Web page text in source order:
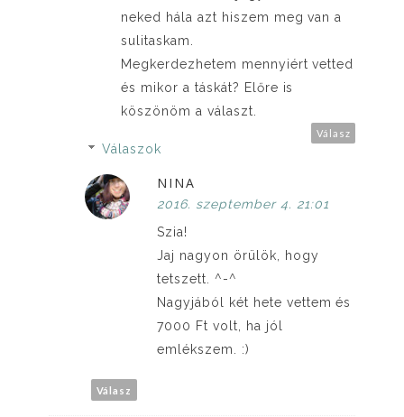
neked hála azt hiszem meg van a
sulitaskam.
Megkerdezhetem mennyiért vetted
és mikor a táskát? Előre is
köszönöm a választ.
Válasz
Válaszok
NINA
2016. szeptember 4. 21:01
Szia!
Jaj nagyon örülök, hogy
tetszett. ^-^
Nagyjából két hete vettem és
7000 Ft volt, ha jól
emlékszem. :)
Válasz